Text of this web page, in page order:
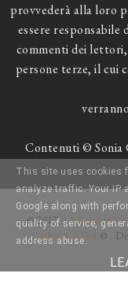
provvederà alla loro
essere responsabile
commenti dei
persone terze, il cui
Contenuti © Sonia
© 2017Il Salotto del
SophistiCATed © .
This site uses cookies
analyze traffic. Your IP
Google along with
quality of service,
address abuse.